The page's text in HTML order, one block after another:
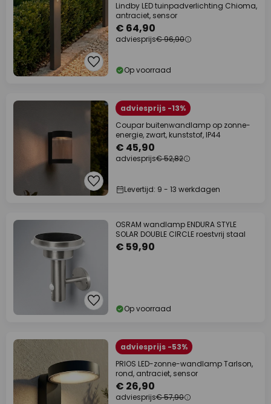
Lindby LED tuinpadverlichting Chioma,
antraciet, sensor
€ 64,90
adviesprijs€ 96,90
Op voorraad
adviesprijs -13%
Coupar buitenwandlamp op zonne-
energie, zwart, kunststof, IP44
€ 45,90
adviesprijs€ 52,82
Levertijd: 9 - 13 werkdagen
OSRAM wandlamp ENDURA STYLE
SOLAR DOUBLE CIRCLE roestvrij staal
€ 59,90
Op voorraad
adviesprijs -53%
PRIOS LED-zonne-wandlamp Tarlson,
rond, antraciet, sensor
€ 26,90
adviesprijs€ 57,90